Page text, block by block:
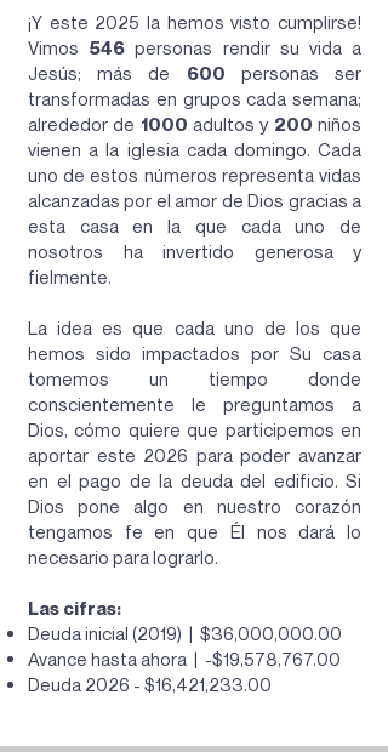
¡Y este 2025 la hemos visto cumplirse!
Vimos 546 personas rendir su vida a
Jesús; más de 600 personas ser
transformadas en grupos cada semana;
alrededor de 1000 adultos y 200 niños
vienen a la iglesia cada domingo. Cada
uno de estos números representa vidas
alcanzadas por el amor de Dios gracias a
esta casa en la que cada uno de
nosotros ha invertido generosa y
fielmente.
La idea es que cada uno de los que
hemos sido impactados por Su casa
tomemos un tiempo donde
conscientemente le preguntamos a
Dios, cómo quiere que participemos en
aportar este 2026 para poder avanzar
en el pago de la deuda del edificio. Si
Dios pone algo en nuestro corazón
tengamos fe en que Él nos dará lo
necesario para lograrlo.
Las cifras:
Deuda inicial (2019) | $36,000,000.00
Avance hasta ahora | -$19,578,767.00
Deuda 2026 - $16,421,233.00